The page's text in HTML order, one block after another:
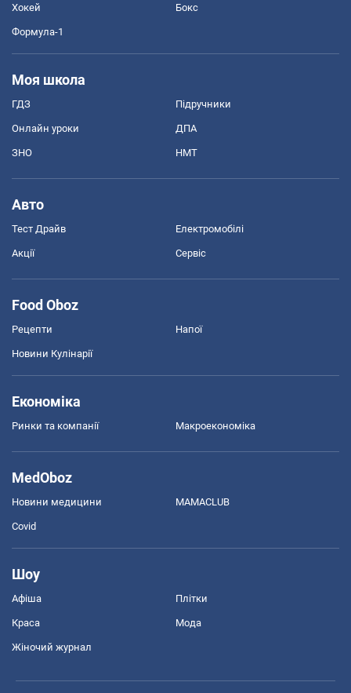
Хокей Бокс
Формула-1
Моя школа
ГДЗ Підручники
Онлайн уроки ДПА
ЗНО НМТ
Авто
Тест Драйв Електромобілі
Акції Сервіс
Food Oboz
Рецепти Напої
Новини Кулінарії
Економіка
Ринки та компанії Макроекономіка
MedOboz
Новини медицини MAMACLUB
Covid
Шоу
Афіша Плітки
Краса Мода
Жіночий журнал